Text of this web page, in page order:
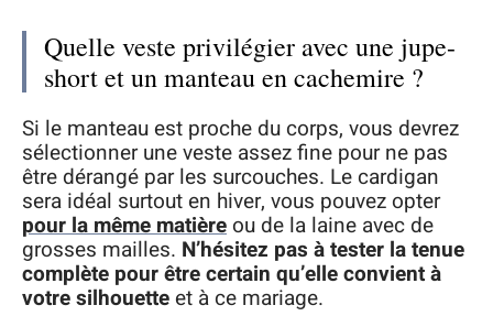
Quelle veste privilégier avec une jupe-
short et un manteau en cachemire ?
Si le manteau est proche du corps, vous devrez
sélectionner une veste assez fine pour ne pas
être dérangé par les surcouches. Le cardigan
sera idéal surtout en hiver, vous pouvez opter
pour la même matière ou de la laine avec de
grosses mailles. N’hésitez pas à tester la tenue
complète pour être certain qu’elle convient à
votre silhouetteet à ce mariage.